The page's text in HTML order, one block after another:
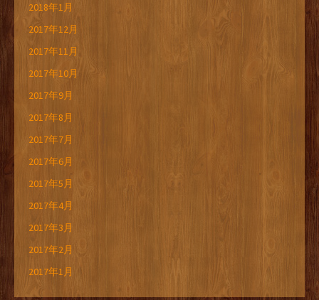
2018年1月
2017年12月
2017年11月
2017年10月
2017年9月
2017年8月
2017年7月
2017年6月
2017年5月
2017年4月
2017年3月
2017年2月
2017年1月